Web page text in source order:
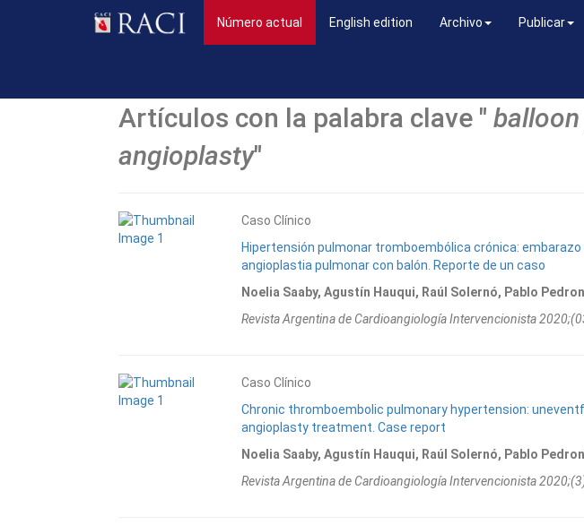
Número actual (current)English edition Archivo Publicar
Artículos con la palabra clave "
angioplasty"
Caso Clínico
Hipertensión pulmonar tromboembólica crónica:
angioplastia pulmonar con balón. Reporte de un caso
Noelia Saaby, Agustín Hauqui, Raúl Solernó, Pablo
Revista Argentina de Cardioangiologí­a Intervencionista
Caso Clínico
Chronic thromboembolic pulmonary hypertension:
angioplasty treatment. Case report
Noelia Saaby, Agustín Hauqui, Raúl Solernó, Pablo
Revista Argentina de Cardioangiologí­a Intervencionista